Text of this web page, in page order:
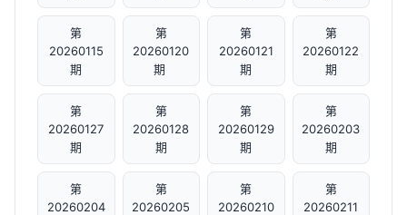
第
20260115
期
第
20260120
期 ​
第
20260121
期
第
20260122
期
第
20260127
期
第
20260128
期
第
20260129
期
第
20260203
期
第
20260204
第
20260205
第
20260210
第
20260211